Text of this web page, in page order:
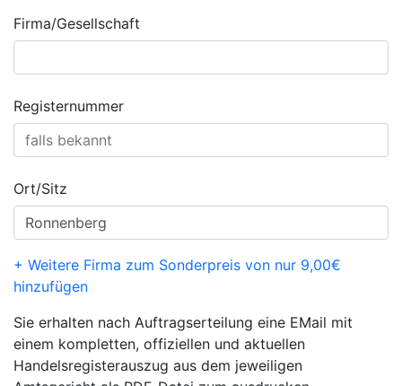
Firma/Gesellschaft
Registernummer
Ort/Sitz
+ Weitere Firma zum Sonderpreis von nur 9,00€
hinzufügen
Sie erhalten nach Auftragserteilung eine EMail mit
einem kompletten, offiziellen und aktuellen
Handelsregisterauszug aus dem jeweiligen